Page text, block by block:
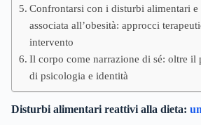
Confrontarsi con i disturbi alimentari e
associata all’obesità: approcci
intervento
Il corpo come narrazione di sé: oltre il
di psicologia e identità
Disturbi alimentari reattivi alla dieta: